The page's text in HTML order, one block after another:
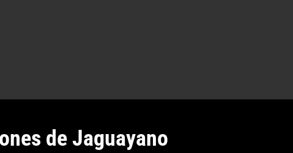
de Jaguayano